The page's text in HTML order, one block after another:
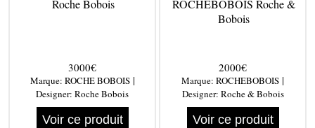
Roche Bobois
3000€
Marque: ROCHE BOBOIS|
Designer: Roche Bobois
Voir ce produit
ROCHEBOBOIS Roche &
Bobois
2000€
Marque: ROCHEBOBOIS |
Designer: Roche & Bobois
Voir ce produit